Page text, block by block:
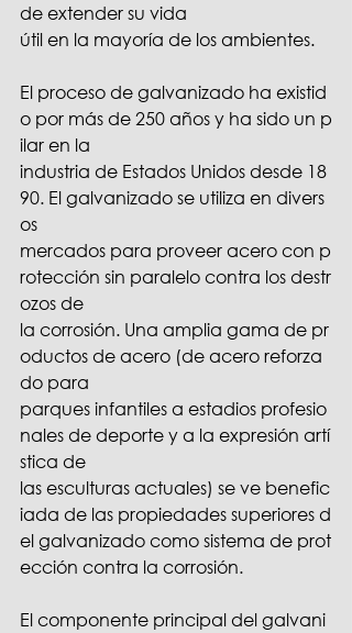
de extender su vida
útil en la mayoría de los ambientes.
El proceso de galvanizado ha existid
o por más de 250 años y ha sido un p
ilar en la
industria de Estados Unidos desde 18
90. El galvanizado se utiliza en divers
os
mercados para proveer acero con p
rotección sin paralelo contra los destr
ozos de
la corrosión. Una amplia gama de pr
oductos de acero (de acero reforza
do para
parques infantiles a estadios profesio
nales de deporte y a la expresión artí
stica de
las esculturas actuales) se ve benefic
iada de las propiedades superiores d
el galvanizado como sistema de prot
ección contra la corrosión.
El componente principal del galvani